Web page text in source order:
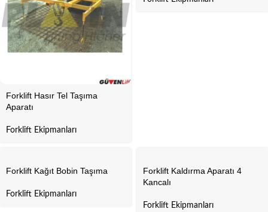
Forklift Hasır Tel Taşıma
Aparatı
Forklift Ekipmanları
Forklift Kağıt Bobin Taşıma
Forklift Ekipmanları
Forklift Kaldırma Aparatı 4
Kancalı
Forklift Ekipmanları